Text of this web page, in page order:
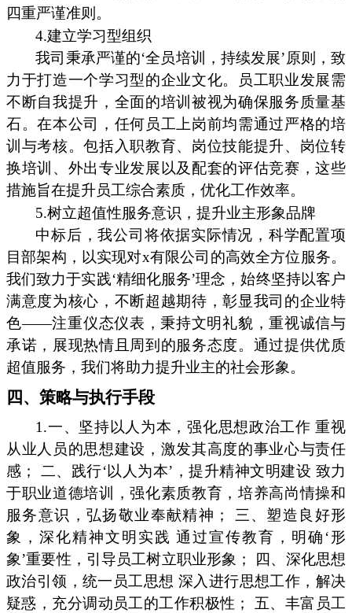
四重严谨准则。
4.建立学习型组织
我司秉承严谨的‘全员培训，持续发展’原则，致
力于打造一个学习型的企业文化。员工职业发展需
不断自我提升，全面的培训被视为确保服务质量基
石。在本公司，任何员工上岗前均需通过严格的培
训与考核。包括入职教育、岗位技能提升、岗位转
换培训、外出专业发展以及配套的评估竞赛，这些
措施旨在提升员工综合素质，优化工作效率。
5.树立超值性服务意识，提升业主形象品牌
中标后，我公司将依据实际情况，科学配置项
目部架构，以实现对x有限公司的高效全方位服务。
我们致力于实践‘精细化服务’理念，始终坚持以客户
满意度为核心，不断超越期待，彰显我司的企业特
色——注重仪态仪表，秉持文明礼貌，重视诚信与
承诺，展现热情且周到的服务态度。通过提供优质
超值服务，我们将助力提升业主的社会形象。
四、策略与执行手段
1.一、坚持以人为本，强化思想政治工作 重视
从业人员的思想建设，激发其高度的事业心与责任
感； 二、践行‘以人为本’，提升精神文明建设 致力
于职业道德培训，强化素质教育，培养高尚情操和
服务意识，弘扬敬业奉献精神； 三、塑造良好形
象，深化精神文明实践 通过宣传教育，明确‘形
象’重要性，引导员工树立职业形象； 四、深化思想
政治引领，统一员工思想 深入进行思想工作，解决
疑惑，充分调动员工的工作积极性； 五、丰富员工